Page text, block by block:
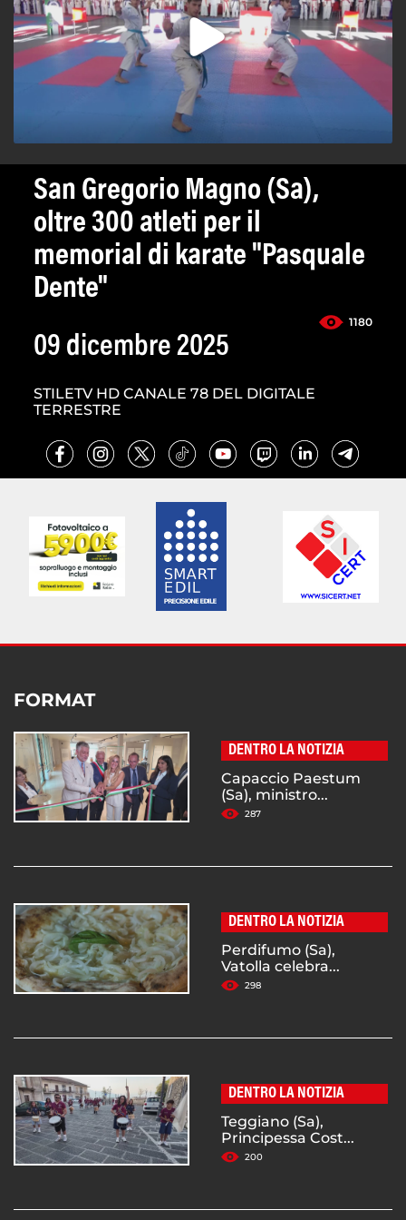
San Gregorio Magno (Sa),
oltre 300 atleti per il
memorial di karate "Pasquale
Dente"
1180
09 dicembre 2025
STILETV HD CANALE 78 DEL DIGITALE
TERRESTRE
FORMAT
DENTRO LA NOTIZIA
Capaccio Paestum
(Sa), ministro...
287
DENTRO LA NOTIZIA
Perdifumo (Sa),
Vatolla celebra...
298
DENTRO LA NOTIZIA
Teggiano (Sa),
Principessa Cost...
200